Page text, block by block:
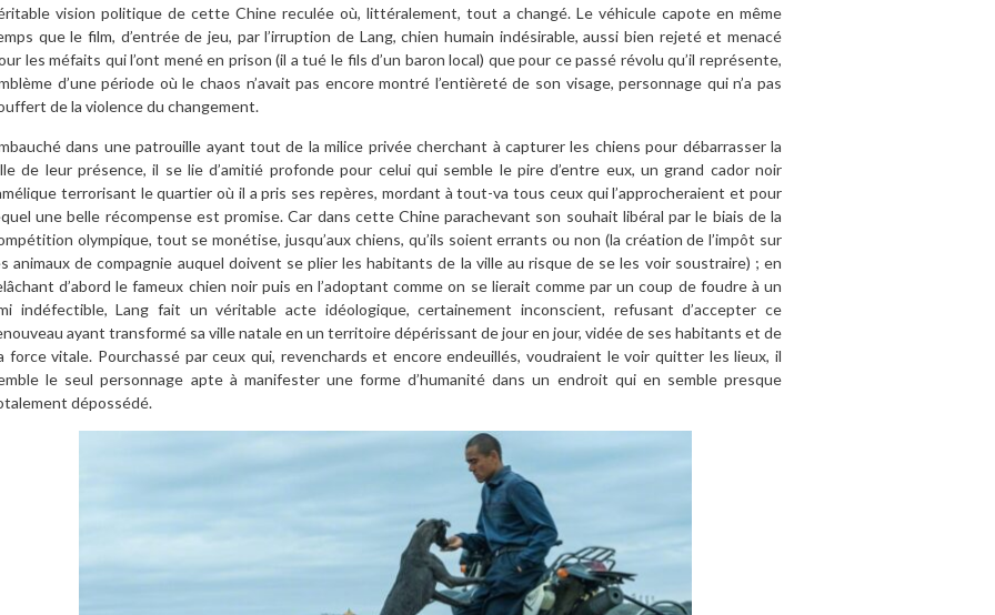
vision politique de cette Chine reculée où, littéralement, tout a changé. Le véhicule capote en même
que le film, d’entrée de jeu, par l’irruption de Lang, chien humain indésirable, aussi bien rejeté et menacé
les méfaits qui l’ont mené en prison (il a tué le fils d’un baron local) que pour ce passé révolu qu’il représente,
d’une période où le chaos n’avait pas encore montré l’entièreté de son visage, personnage qui n’a pas
de la violence du changement.
dans une patrouille ayant tout de la milice privée cherchant à capturer les chiens pour débarrasser la
de leur présence, il se lie d’amitié profonde pour celui qui semble le pire d’entre eux, un grand cador noir
terrorisant le quartier où il a pris ses repères, mordant à tout-va tous ceux qui l’approcheraient et pour
une belle récompense est promise. Car dans cette Chine parachevant son souhait libéral par le biais de la
olympique, tout se monétise, jusqu’aux chiens, qu’ils soient errants ou non (la création de l’impôt sur
animaux de compagnie auquel doivent se plier les habitants de la ville au risque de se les voir soustraire) ; en
d’abord le fameux chien noir puis en l’adoptant comme on se lierait comme par un coup de foudre à un
indéfectible, Lang fait un véritable acte idéologique, certainement inconscient, refusant d’accepter ce
ayant transformé sa ville natale en un territoire dépérissant de jour en jour, vidée de ses habitants et de
force vitale. Pourchassé par ceux qui, revenchards et encore endeuillés, voudraient le voir quitter les lieux, il
le seul personnage apte à manifester une forme d’humanité dans un endroit qui en semble presque
dépossédé.